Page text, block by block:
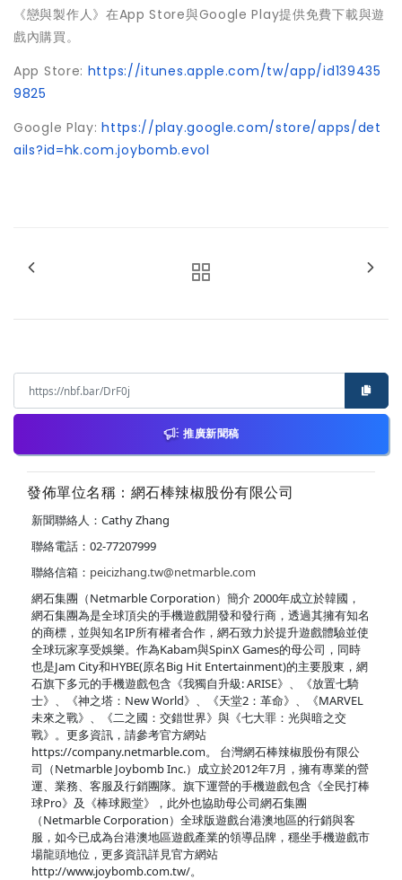
《戀與製作人》在App Store與Google Play提供免費下載與遊
戲內購買。
App Store: https://itunes.apple.com/tw/app/id139435
9825
Google Play:https://play.google.com/store/apps/det
ails?id=hk.com.joybomb.evol
推廣新聞稿
發佈單位名稱：網石棒辣椒股份有限公司
新聞聯絡人：Cathy Zhang
聯絡電話：02-77207999
聯絡信箱： peicizhang.tw@netmarble.com
網石集團（Netmarble Corporation）簡介 2000年成立於韓國，
網石集團為是全球頂尖的手機遊戲開發和發行商，透過其擁有知名
的商標，並與知名IP所有權者合作，網石致力於提升遊戲體驗並使
全球玩家享受娛樂。作為Kabam與SpinX Games的母公司，同時
也是Jam City和HYBE(原名Big Hit Entertainment)的主要股東，網
石旗下多元的手機遊戲包含《我獨自升級: ARISE》、《放置七騎
士》、《神之塔：New World》、《天堂2：革命》、《MARVEL
未來之戰》、《二之國：交錯世界》與《七大罪：光與暗之交
戰》。更多資訊，請參考官方網站
https://company.netmarble.com。 台灣網石棒辣椒股份有限公
司（Netmarble Joybomb Inc.）成立於2012年7月，擁有專業的營
運、業務、客服及行銷團隊。旗下運營的手機遊戲包含《全民打棒
球Pro》及《棒球殿堂》，此外也協助母公司網石集團
（Netmarble Corporation）全球版遊戲台港澳地區的行銷與客
服，如今已成為台港澳地區遊戲產業的領導品牌，穩坐手機遊戲市
場龍頭地位，更多資訊詳見官方網站
http://www.joybomb.com.tw/。